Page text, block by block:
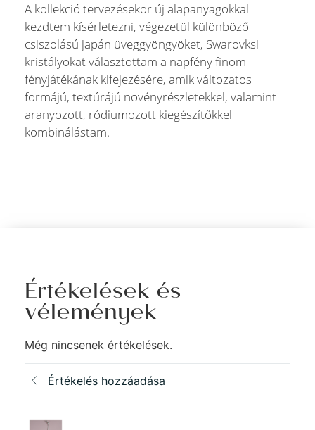
A kollekció tervezésekor új alapanyagokkal
kezdtem kísérletezni, végezetül különböző
csiszolású japán üveggyöngyöket, Swarovksi
kristályokat választottam a napfény finom
fényjátékának kifejezésére, amik változatos
formájú, textúrájú növényrészletekkel, valamint
aranyozott, ródiumozott kiegészítőkkel
kombinálástam.
Értékelések és
vélemények
Még nincsenek értékelések.
Értékelés hozzáadása